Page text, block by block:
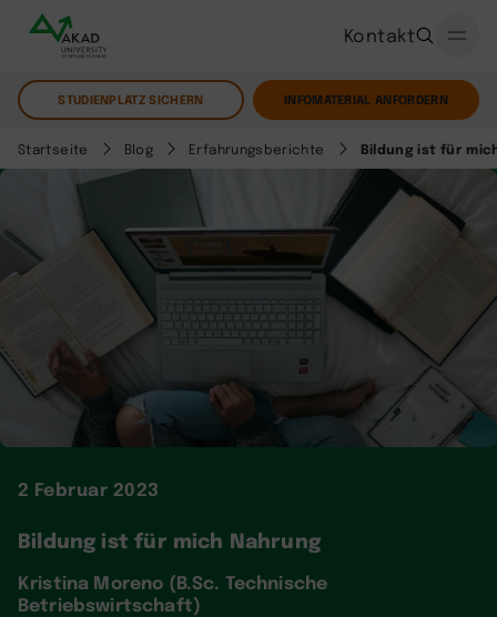
Kontakt
STUDIENPLATZ SICHERN INFOMATERIAL ANFORDERN
Startseite Blog Erfahrungsberichte Bildung ist für
2 Februar 2023
Bildung ist für mich Nahrung
Kristina Moreno (B.Sc. Technische
Betriebswirtschaft)